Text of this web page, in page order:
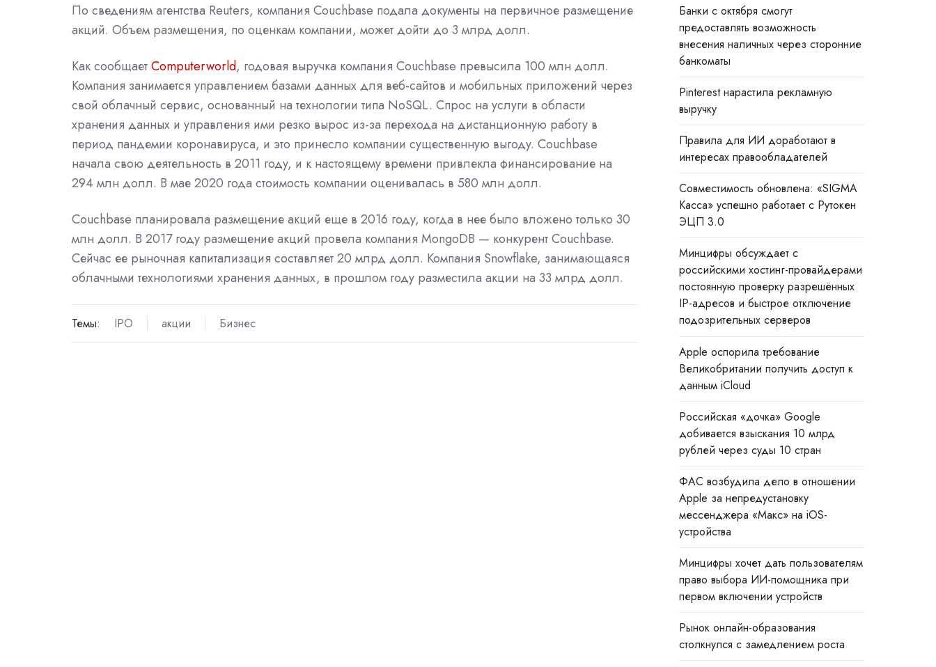
По сведениям агентства Reuters, компания Couchbase подала документы на первичное размещение
акций. Объем размещения, по оценкам компании, может дойти до 3 млрд долл.
Как сообщаетComputerworld, годовая выручка компания Couchbase превысила 100 млн долл.
Компания занимается управлением базами данных для веб-сайтов и мобильных приложений через
свой облачный сервис, основанный на технологии типа NoSQL. Спрос на услуги в области
хранения данных и управления ими резко вырос из-за перехода на дистанционную работу в
период пандемии коронавируса, и это принесло компании существенную выгоду. Couchbase
начала свою деятельность в 2011 году, и к настоящему времени привлекла финансирование на
294 млн долл. В мае 2020 года стоимость компании оценивалась в 580 млн долл.
Couchbase планировала размещение акций еще в 2016 году, когда в нее было вложено только 30
млн долл. В 2017 году размещение акций провела компания MongoDB — конкурент Couchbase.
Сейчас ее рыночная капитализация составляет 20 млрд долл. Компания Snowflake, занимающаяся
облачными технологиями хранения данных, в прошлом году разместила акции на 33 млрд долл.
Темы: IPO акции Бизнес
Банки с октября смогут
предоставлять возможность
внесения наличных через сторонние
банкоматы
Pinterest нарастила рекламную
выручку
Правила для ИИ доработают в
интересах правообладателей
Совместимость обновлена: «SIGMA
Касса» успешно работает с Рутокен
ЭЦП 3.0
Минцифры обсуждает с
российскими хостинг-провайдерами
постоянную проверку разрешённых
IP-адресов и быстрое отключение
подозрительных серверов
Apple оспорила требование
Великобритании получить доступ к
данным iCloud
Российская «дочка» Google
добивается взыскания 10 млрд
рублей через суды 10 стран
ФАС возбудила дело в отношении
Apple за непредустановку
мессенджера «Макс» на iOS-
устройства
Минцифры хочет дать пользователям
право выбора ИИ-помощника при
первом включении устройств
Рынок онлайн-образования
столкнулся с замедлением роста